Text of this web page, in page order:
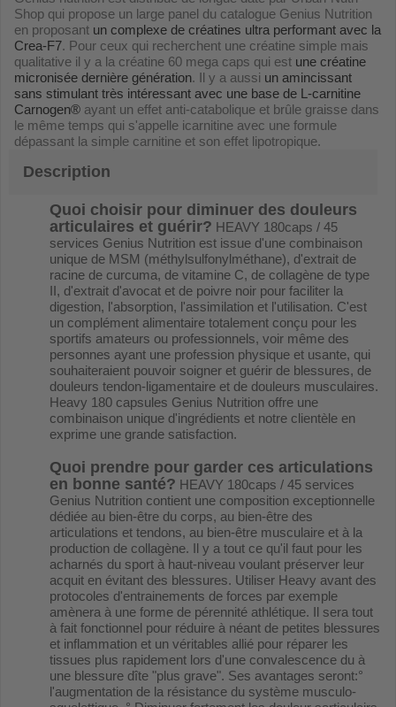
Shop qui propose un large panel du catalogue Genius Nutrition
en proposant un complexe de créatines ultra performant avec la
Crea-F7. Pour ceux qui recherchent une créatine simple mais
qualitative il y a la créatine 60 mega caps qui est une créatine
micronisée dernière génération. Il y a aussi un amincissant
sans stimulant très intéressant avec une base de L-carnitine
Carnogen® ayant un effet anti-catabolique et brûle graisse dans
le même temps qui s'appelle icarnitine avec une formule
dépassant la simple carnitine et son effet lipotropique.
Description
Quoi choisir pour diminuer des douleurs
articulaires et guérir? HEAVY 180caps / 45
services Genius Nutrition est issue d'une combinaison
unique de MSM (méthylsulfonylméthane), d'extrait de
racine de curcuma, de vitamine C, de collagène de type
II, d'extrait d'avocat et de poivre noir pour faciliter la
digestion, l'absorption, l'assimilation et l'utilisation. C'est
un complément alimentaire totalement conçu pour les
sportifs amateurs ou professionnels, voir même des
personnes ayant une profession physique et usante, qui
souhaiteraient pouvoir soigner et guérir de blessures, de
douleurs tendon-ligamentaire et de douleurs musculaires.
Heavy 180 capsules Genius Nutrition offre une
combinaison unique d'ingrédients et notre clientèle en
exprime une grande satisfaction.
Quoi prendre pour garder ces articulations
en bonne santé? HEAVY 180caps / 45 services
Genius Nutrition contient une composition exceptionnelle
dédiée au bien-être du corps, au bien-être des
articulations et tendons, au bien-être musculaire et à la
production de collagène. Il y a tout ce qu'il faut pour les
acharnés du sport à haut-niveau voulant préserver leur
acquit en évitant des blessures. Utiliser Heavy avant des
protocoles d'entrainements de forces par exemple
amènera à une forme de pérennité athlétique. Il sera tout
à fait fonctionnel pour réduire à néant de petites blessures
et inflammation et un véritables allié pour réparer les
tissues plus rapidement lors d'une convalescence du à
une blessure dîte "plus grave". Ses avantages seront:°
l'augmentation de la résistance du système musculo-